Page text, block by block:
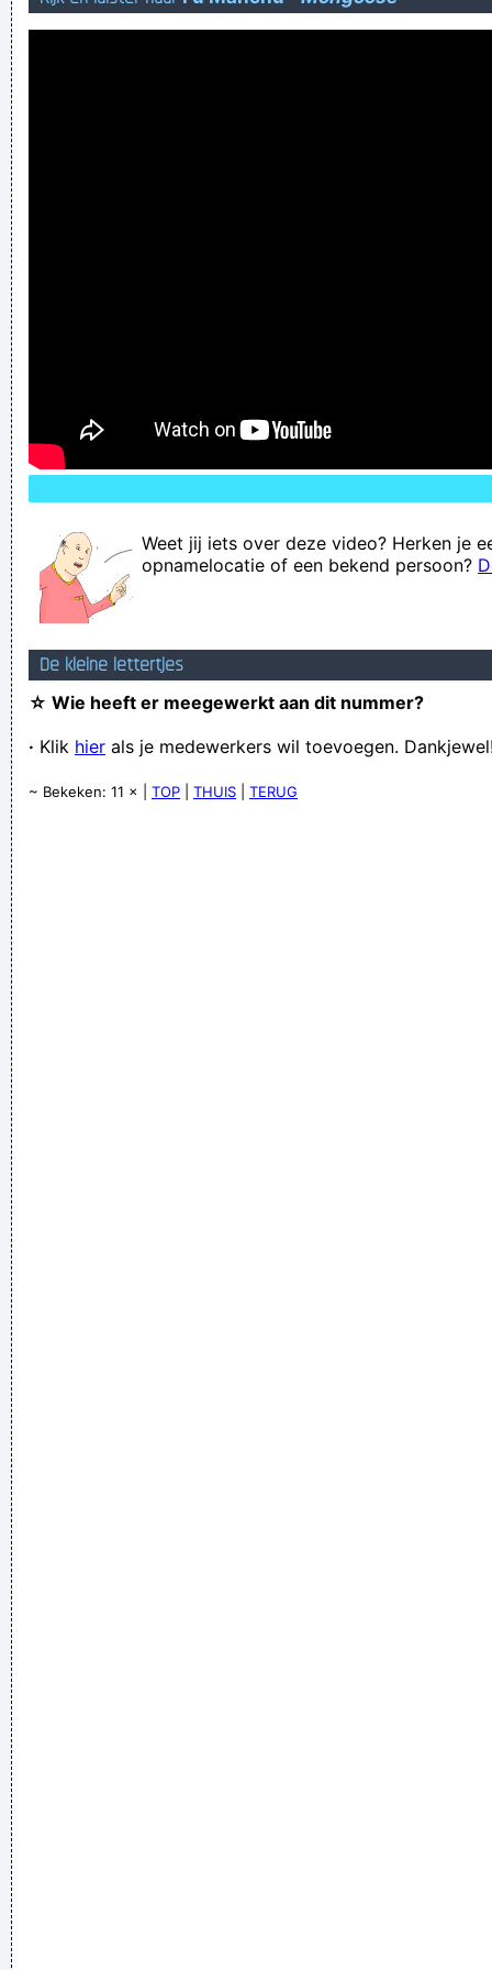
seems i'm not alone at being alone
Weet jij iets over deze video? Herken je
opnamelocatie of een bekend persoon?
De kleine lettertjes
☆ Wie heeft er meegewerkt aan dit nummer?
· Klik hier als je medewerkers wil toevoegen.
~ Bekeken: 11 × | TOP THUIS TERUG